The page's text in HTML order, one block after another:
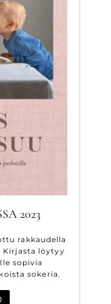
2023
rakkaudella
Kirjasta löytyy
sopivia
sokeria.